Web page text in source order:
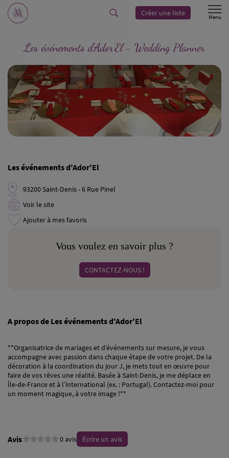
Créer une liste
Les événements d'Ador'El - Wedding Planner
Les événements d'Ador'El
93200 Saint-Denis - 6 Rue Pinel
Voir le site
Ajouter à mes favoris
Vous voulez en savoir plus ?
CONTACTEZ-NOUS !
A propos de Les événements d'Ador'El
**Organisatrice de mariages et d’événements sur mesure, je vous
accompagne avec passion dans chaque étape de votre projet. De la
décoration à la coordination du jour J, je mets tout en œuvre pour
faire de vos rêves une réalité. Basée à Saint-Denis, je me déplace en
Île-de-France et à l’international (ex. : Portugal). Contactez-moi pour
un moment magique, à votre image !**
Avis 0 avis Écrire un avis